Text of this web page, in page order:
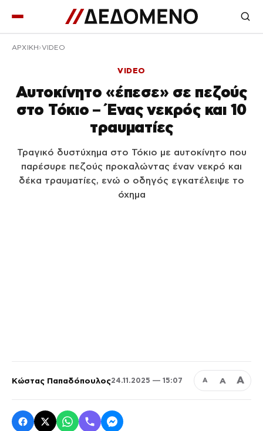
ΑΡΧΙΚΉ VIDEO
VIDEO
Αυτοκίνητο «έπεσε» σε πεζούς
στο Τόκιο – Ένας νεκρός και 10
τραυματίες
Τραγικό δυστύχημα στο Τόκιο με αυτοκίνητο που
παρέσυρε πεζούς προκαλώντας έναν νεκρό και
δέκα τραυματίες, ενώ ο οδηγός εγκατέλειψε το
όχημα
Κώστας Παπαδόπουλος24.11.2025 — 15:07 Α Α Α